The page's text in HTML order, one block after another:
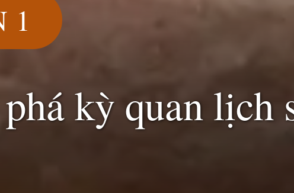
1
kỳ quan lịch